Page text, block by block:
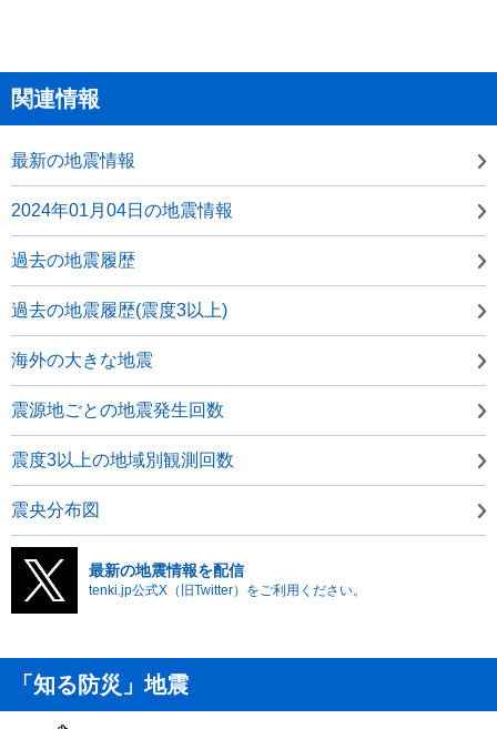
関連情報
最新の地震情報
2024年01月04日の地震情報
過去の地震履歴
過去の地震履歴(震度3以上)
海外の大きな地震
震源地ごとの地震発生回数
震度3以上の地域別観測回数
震央分布図
最新の地震情報を配信
tenki.jp公式X（旧Twitter）をご利用ください。
「知る防災」地震